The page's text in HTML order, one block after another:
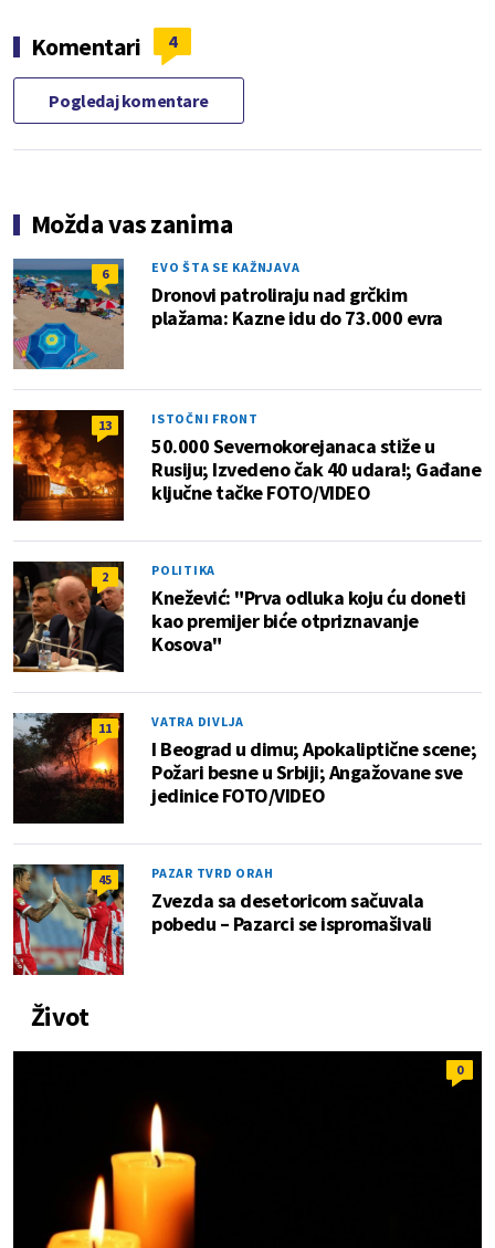
Komentari 4
Pogledaj komentare
Možda vas zanima
6 EVO ŠTA SE KAŽNJAVA
Dronovi patroliraju nad grčkim
plažama: Kazne idu do 73.000 evra
13 ISTOČNI FRONT
50.000 Severnokorejanaca stiže u
Rusiju; Izvedeno čak 40 udara!; Gađane
ključne tačke FOTO/VIDEO
2 POLITIKA
Knežević: "Prva odluka koju ću doneti
kao premijer biće otpriznavanje
Kosova"
11 VATRA DIVLJA
I Beograd u dimu; Apokaliptične scene;
Požari besne u Srbiji; Angažovane sve
jedinice FOTO/VIDEO
45 PAZAR TVRD ORAH
Zvezda sa desetoricom sačuvala
pobedu – Pazarci se ispromašivali
Život
0